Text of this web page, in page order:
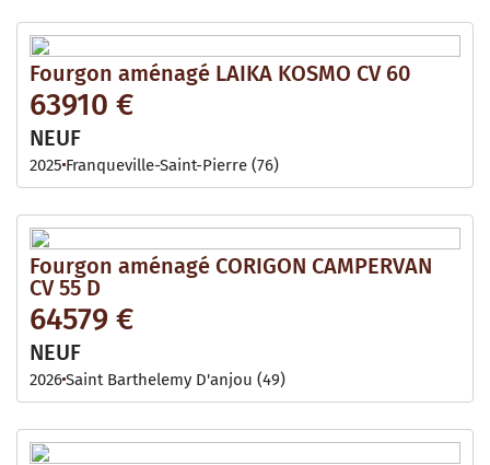
Fourgon aménagé LAIKA KOSMO CV 60
63910 €
NEUF
2025 Franqueville-Saint-Pierre (76)
Fourgon aménagé CORIGON CAMPERVAN
CV 55 D
64579 €
NEUF
2026Saint Barthelemy D'anjou (49)